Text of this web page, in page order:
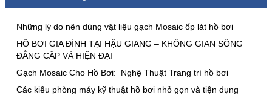
Những lý do nên dùng vật liệu gạch Mosaic ốp lát hồ bơi
HỒ BƠI GIA ĐÌNH TẠI HẬU GIANG – KHÔNG GIAN SỐNG
ĐẲNG CẤP VÀ HIỆN ĐẠI
Gạch Mosaic Cho Hồ Bơi: Nghệ Thuật Trang trí hồ bơi
Các kiểu phòng máy kỹ thuật hồ bơi nhỏ gọn và tiện dụng